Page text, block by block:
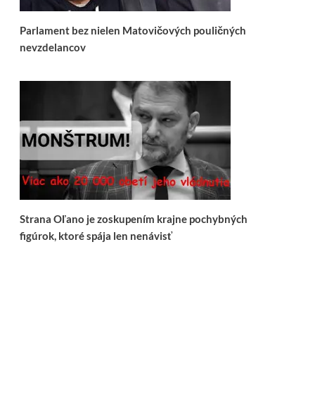
Parlament bez nielen Matovičových pouličných
nevzdelancov
Strana Oľano je zoskupením krajne pochybných
figúrok, ktoré spája len nenávisť